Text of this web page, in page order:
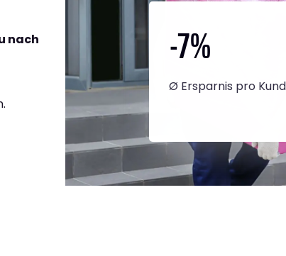
nach
-7%
Ø Ersparnis pro